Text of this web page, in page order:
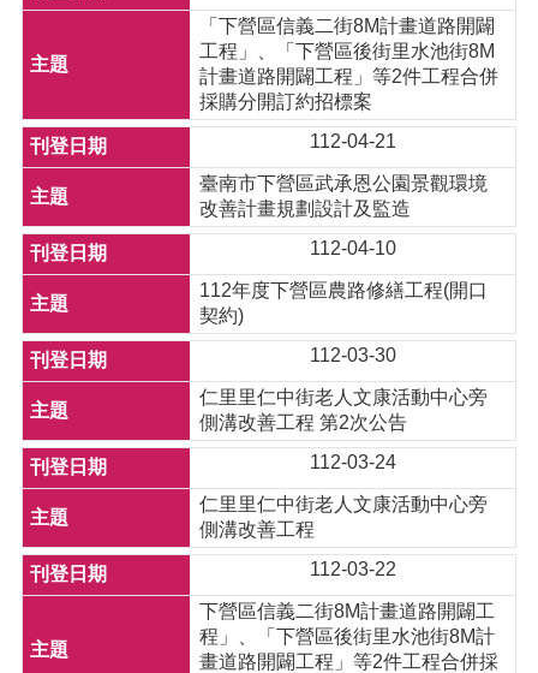
「下營區信義二街8M計畫道路開闢
工程」、「下營區後街里水池街8M
計畫道路開闢工程」等2件工程合併
採購分開訂約招標案
112-04-21
臺南市下營區武承恩公園景觀環境
改善計畫規劃設計及監造
112-04-10
112年度下營區農路修繕工程(開口
契約)
112-03-30
仁里里仁中街老人文康活動中心旁
側溝改善工程 第2次公告
112-03-24
仁里里仁中街老人文康活動中心旁
側溝改善工程
112-03-22
下營區信義二街8M計畫道路開闢工
程」、「下營區後街里水池街8M計
畫道路開闢工程」等2件工程合併採